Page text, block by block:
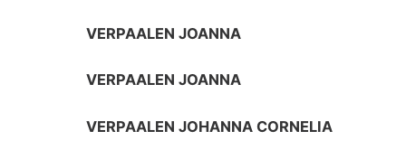
VERPAALEN JOANNA
VERPAALEN JOANNA
VERPAALEN JOHANNA CORNELIA